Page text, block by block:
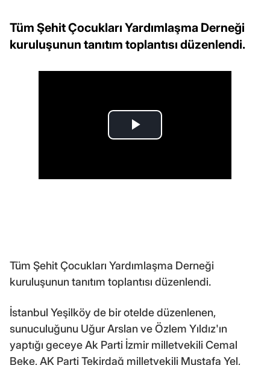
Tüm Şehit Çocukları Yardımlaşma Derneği
kuruluşunun tanıtım toplantısı düzenlendi.
Tüm Şehit Çocukları Yardımlaşma Derneği
kuruluşunun tanıtım toplantısı düzenlendi.
İstanbul Yeşilköy de bir otelde düzenlenen,
sunuculuğunu Uğur Arslan ve Özlem Yıldız'ın
yaptığı geceye Ak Parti İzmir milletvekili Cemal
Beke, AK Parti Tekirdağ milletvekili Mustafa Yel,